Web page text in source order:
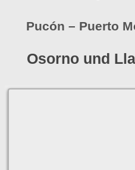
Pucón – Puerto
Osorno und